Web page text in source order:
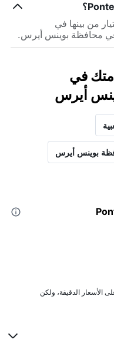
الاختيار من بينها في
في
بوينس أيرس